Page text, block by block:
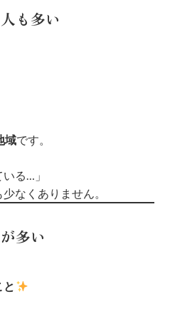
も多い
域です。
る…」
なくありません。
多い